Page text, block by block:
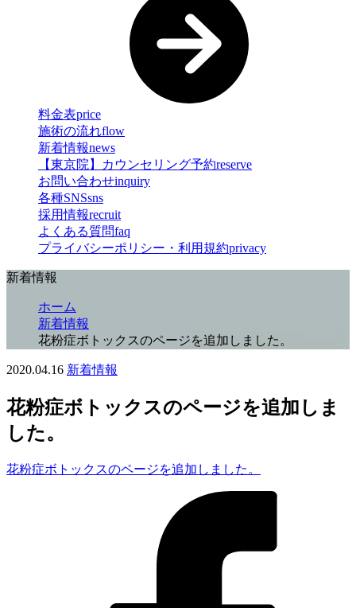
料金表price
施術の流れflow
新着情報news
【東京院】カウンセリング予約reserve
お問い合わせinquiry
各種SNSsns
採用情報recruit
よくある質問faq
プライバシーポリシー・利用規約privacy
新着情報
ホーム
新着情報
花粉症ボトックスのページを追加しました。
2020.04.16 新着情報
花粉症ボトックスのページを追加しま
した。
花粉症ボトックスのページを追加しました。